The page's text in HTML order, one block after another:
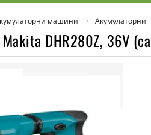
машини Акумулаторни
DHR280Z, 36V